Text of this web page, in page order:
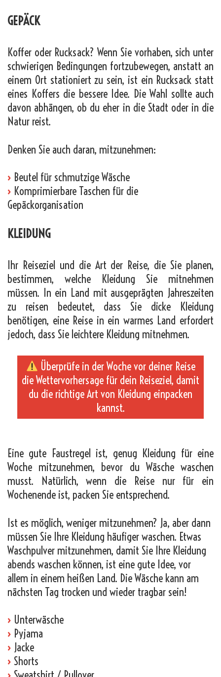
GEPÄCK
Koffer oder Rucksack? Wenn Sie vorhaben, sich unter
schwierigen Bedingungen fortzubewegen, anstatt an
einem Ort stationiert zu sein, ist ein Rucksack statt
eines Koffers die bessere Idee. Die Wahl sollte auch
davon abhängen, ob du eher in die Stadt oder in die
Natur reist.
Denken Sie auch daran, mitzunehmen:
› Beutel für schmutzige Wäsche
› Komprimierbare Taschen für die
Gepäckorganisation
KLEIDUNG
Ihr Reiseziel und die Art der Reise, die Sie planen,
bestimmen, welche Kleidung Sie mitnehmen
müssen. In ein Land mit ausgeprägten Jahreszeiten
zu reisen bedeutet, dass Sie dicke Kleidung
benötigen, eine Reise in ein warmes Land erfordert
jedoch, dass Sie leichtere Kleidung mitnehmen.
Überprüfe in der Woche vor deiner Reise
die Wettervorhersage für dein Reiseziel, damit
du die richtige Art von Kleidung einpacken
kannst.
Eine gute Faustregel ist, genug Kleidung für eine
Woche mitzunehmen, bevor du Wäsche waschen
musst. Natürlich, wenn die Reise nur für ein
Wochenende ist, packen Sie entsprechend.
Ist es möglich, weniger mitzunehmen? Ja, aber dann
müssen Sie Ihre Kleidung häufiger waschen. Etwas
Waschpulver mitzunehmen, damit Sie Ihre Kleidung
abends waschen können, ist eine gute Idee, vor
allem in einem heißen Land. Die Wäsche kann am
nächsten Tag trocken und wieder tragbar sein!
› Unterwäsche
› Pyjama
› Jacke
› Shorts